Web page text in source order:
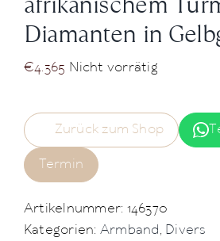
Diamanten in
€4.365 Nicht vorrätig
Zurück zum Shop
Termin
Artikelnummer: 146370
Kategorien: Armband, Divers